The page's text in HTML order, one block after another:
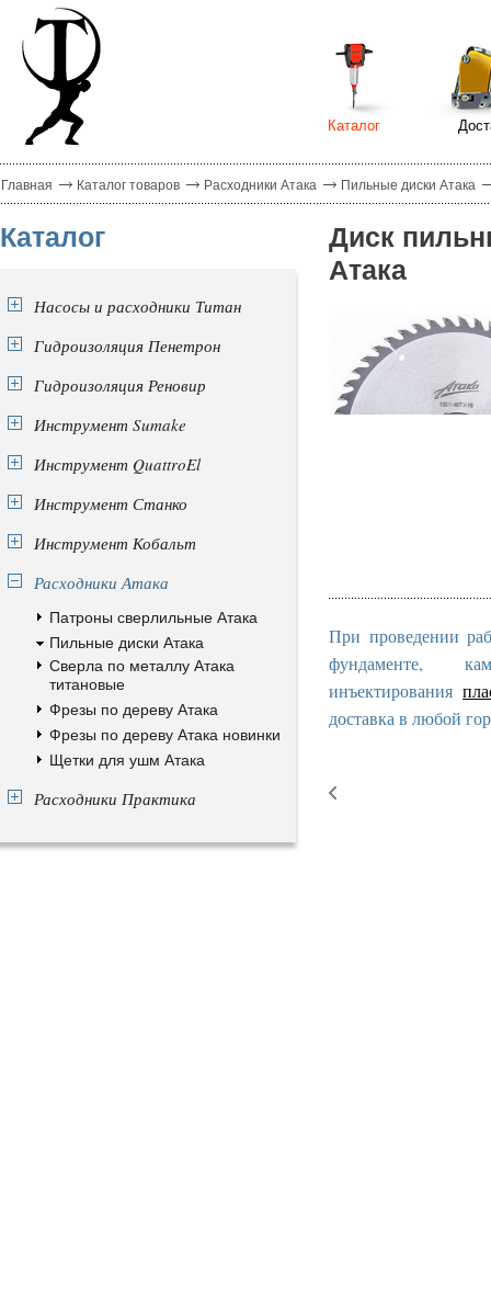
Каталог
Главная Каталог товаров Расходники Атака Пильные диски Атака
Каталог
Насосы и расходники Титан
Гидроизоляция Пенетрон
Гидроизоляция Реновир
Инструмент Sumake
Инструмент QuattroEl
Инструмент Станко
Инструмент Кобальт
Расходники Атака
Патроны сверлильные Атака
Пильные диски Атака
Сверла по металлу Атака
титановые
Фрезы по дереву Атака
Фрезы по дереву Атака новинки
Щетки для ушм Атака
Расходники Практика
Диск
Атака
При проведении
фундаменте,
инъектирования
доставка в любой